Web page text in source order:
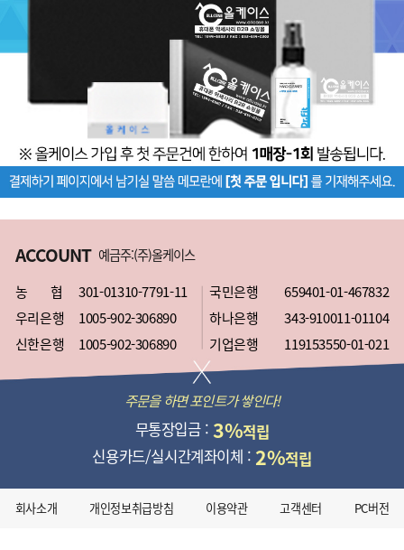
ACCOUNT 예금주:(주)올케이스
농 협
301-01310-7791-11 국민은행
659401-01-467832
우리은행
1005-902-306890 하나은행
343-910011-01104
신한은행
1005-902-306890 기업은행 119153550-01-021
주문을 하면 포인트가 쌓인다!
무통장입금 : 3%적립
신용카드/실시간계좌이체 : 2%적립
회사소개 개인정보취급방침 이용약관 고객센터 PC버전